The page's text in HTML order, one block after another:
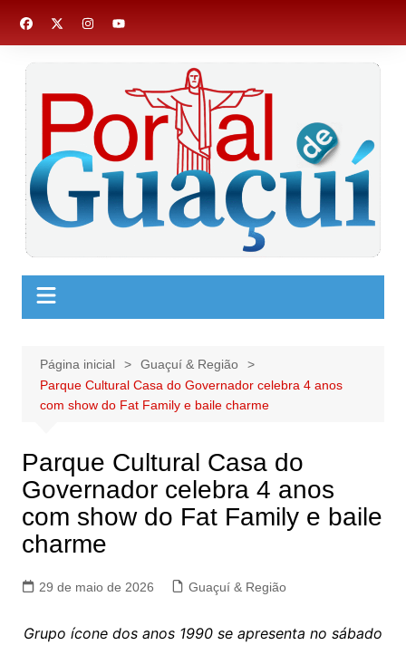
para
Página inicial
Guaçuí & Região
Parque Cultural Casa do Governador celebra 4 anos
com show do Fat Family e baile charme
Parque Cultural Casa do
Governador celebra 4 anos
com show do Fat Family e baile
charme
29 de maio de 2026 Guaçuí & Região
Grupo ícone dos anos 1990 se apresenta no sábado